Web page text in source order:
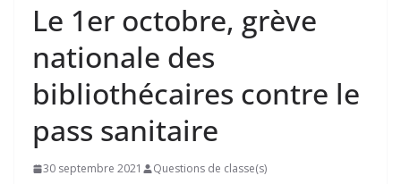
Le 1er octobre, grève
nationale des
bibliothécaires contre le
pass sanitaire
30 septembre 2021 Questions de classe(s)